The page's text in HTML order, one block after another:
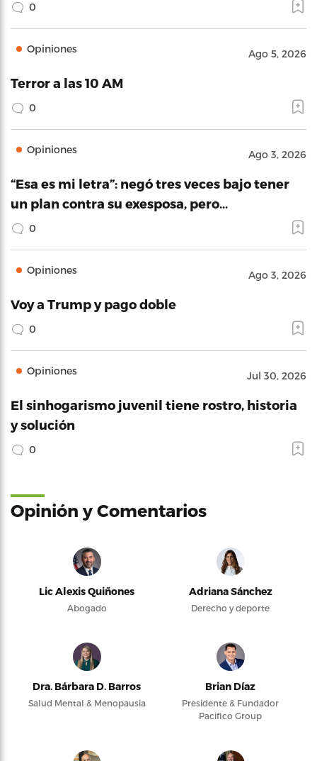
0
Opiniones Ago 5, 2026
Terror a las 10 AM
0
Opiniones Ago 3, 2026
“Esa es mi letra”: negó tres veces bajo tener
un plan contra su exesposa, pero…
0
Opiniones Ago 3, 2026
Voy a Trump y pago doble
0
Opiniones Jul 30, 2026
El sinhogarismo juvenil tiene rostro, historia
y solución
0
Opinión y Comentarios
Lic Alexis Quiñones
Abogado
Adriana Sánchez
Derecho y deporte
Dra. Bárbara D. Barros
Salud Mental & Menopausia
Brian Díaz
Presidente & Fundador
Pacifico Group